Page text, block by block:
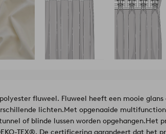
fluweel. Fluweel heeft een mooie
lichten.Met opgenaaide
of blinde lussen worden opgehangen.Het
TEX®. De certificering garandeert dat het